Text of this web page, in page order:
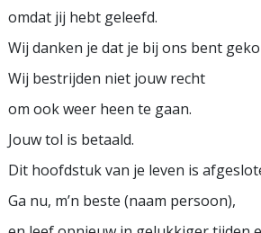
omdat jij hebt geleefd.
Wij danken je dat je bij ons bent
Wij bestrijden niet jouw recht
om ook weer heen te gaan.
Jouw tol is betaald.
Dit hoofdstuk van je leven is
Ga nu, m’n beste (naam persoon),